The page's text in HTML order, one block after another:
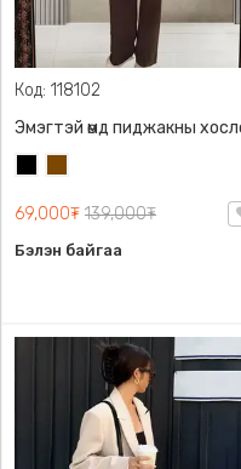
Код: 118102
Эмэгтэй өмд пиджакны
69,000₮ 139,000₮
Бэлэн байгаа